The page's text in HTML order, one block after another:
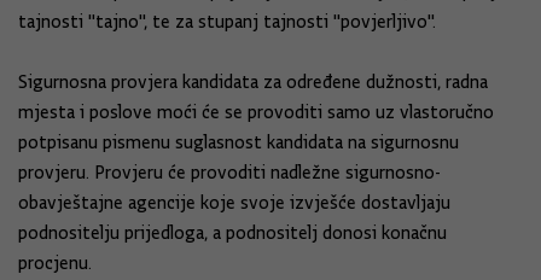
tajnosti "tajno", te za stupanj tajnosti "povjerljivo".
Sigurnosna provjera kandidata za određene dužnosti, radna
mjesta i poslove moći će se provoditi samo uz vlastoručno
potpisanu pismenu suglasnost kandidata na sigurnosnu
provjeru. Provjeru će provoditi nadležne sigurnosno-
obavještajne agencije koje svoje izvješće dostavljaju
podnositelju prijedloga, a podnositelj donosi konačnu
procjenu.